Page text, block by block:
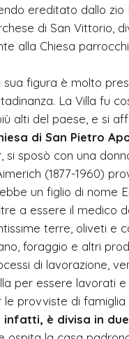
ereditato dallo zio
di San Vittorio,
alla Chiesa
sua figura è molto
La Villa fu
alti del paese, e si
di San Pietro
si sposò con una
(1877-1960)
un figlio di nome
a essere il medico
terre, oliveti e
foraggio e altri
di lavorazione,
per essere lavorati e
provviste di famiglia
infatti, è divisa in